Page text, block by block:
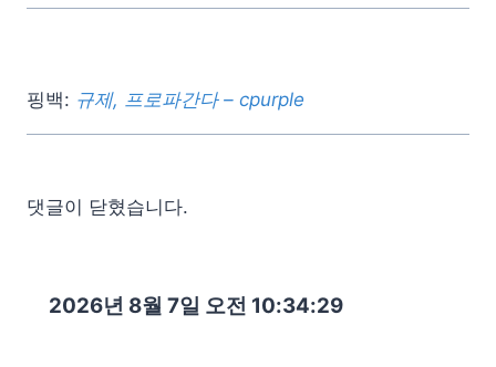
핑백: 규제, 프로파간다 – cpurple
댓글이 닫혔습니다.
2026년 8월 7일 오전 10:34:31